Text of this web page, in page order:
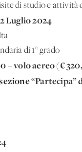
di studio e attività
Luglio 2024
di 1° grado
+ volo aereo (€
“Partecipa”